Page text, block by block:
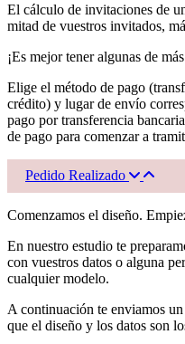
El cálculo de invitaciones de
mitad de vuestros invitados,
¡Es mejor tener algunas de
Elige el método de pago
crédito) y lugar de envío
pago por transferencia
de pago para comenzar a
Pedido Realizado
Comenzamos el diseño.
En nuestro estudio te
con vuestros datos o alguna
cualquier modelo.
A continuación te enviamos
que el diseño y los datos son